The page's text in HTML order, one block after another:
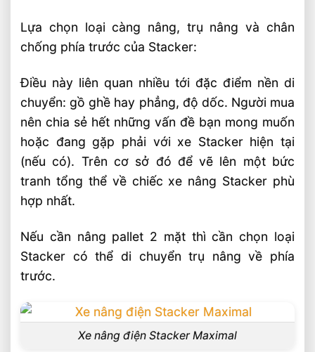
Lựa chọn loại càng nâng, trụ nâng và chân
chống phía trước của Stacker:
Điều này liên quan nhiều tới đặc điểm nền di
chuyển: gồ ghề hay phẳng, độ dốc. Người mua
nên chia sẻ hết những vấn đề bạn mong muốn
hoặc đang gặp phải với xe Stacker hiện tại
(nếu có). Trên cơ sở đó để vẽ lên một bức
tranh tổng thể về chiếc xe nâng Stacker phù
hợp nhất.
Nếu cần nâng pallet 2 mặt thì cần chọn loại
Stacker có thể di chuyển trụ nâng về phía
trước.
Xe nâng điện Stacker Maximal